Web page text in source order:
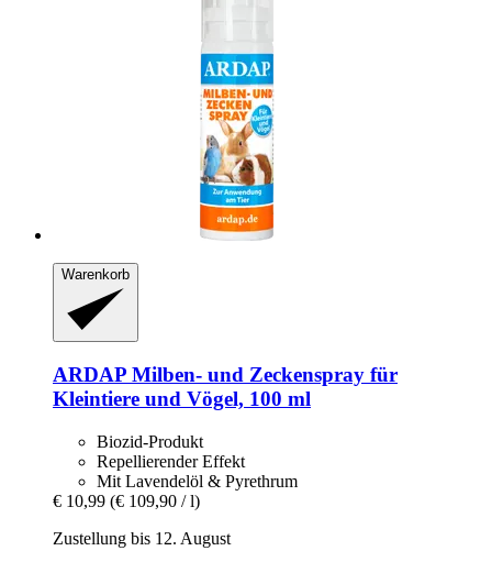
Warenkorb
ARDAP Milben-​ und Zeckenspray für
Kleintiere und Vögel, 100 ml
Biozid-Produkt
Repellierender Effekt
Mit Lavendelöl & Pyrethrum
€ 10,99 (€ 109,90 / l)
Zustellung bis 12. August